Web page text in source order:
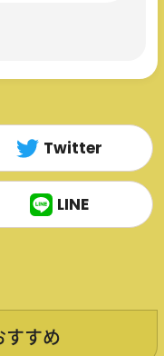
Twitter
LINE
すすめ